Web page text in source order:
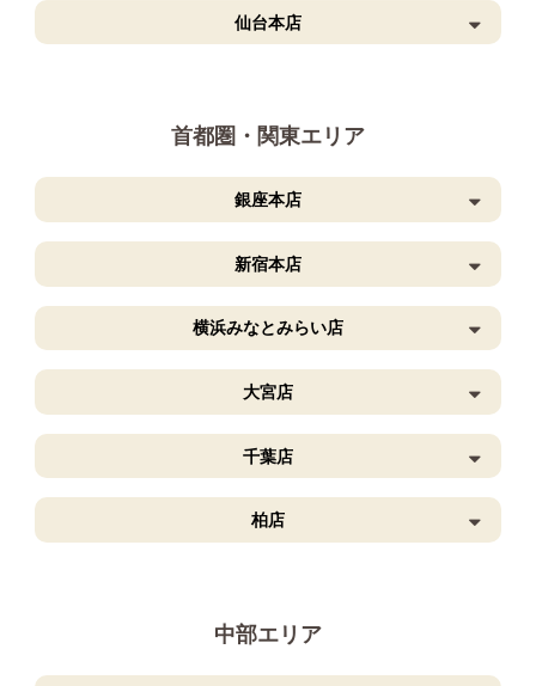
仙台本店
首都圏・関東エリア
銀座本店
新宿本店
横浜みなとみらい店
大宮店
千葉店
柏店
中部エリア